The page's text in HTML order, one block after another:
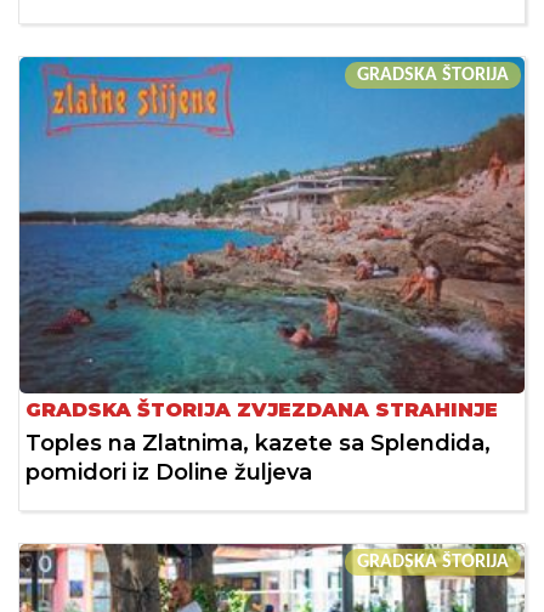
GRADSKA ŠTORIJA
GRADSKA ŠTORIJA ZVJEZDANA STRAHINJE
Toples na Zlatnima, kazete sa Splendida,
pomidori iz Doline žuljeva
GRADSKA ŠTORIJA